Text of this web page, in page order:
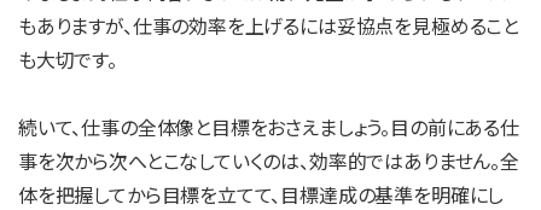
もありますが、仕事の効率を上げるには妥協点を見極めること
も大切です。
続いて、仕事の全体像と目標をおさえましょう。目の前にある仕
事を次から次へとこなしていくのは、効率的ではありません。全
体を把握してから目標を立てて、目標達成の基準を明確にし